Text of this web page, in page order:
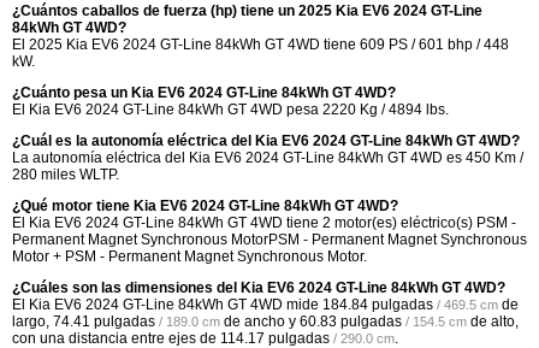
¿Cuántos caballos de fuerza (hp) tiene un 2025 Kia EV6 2024 GT-Line
84kWh GT 4WD?
El 2025 Kia EV6 2024 GT-Line 84kWh GT 4WD tiene 609 PS / 601 bhp / 448
kW.
¿Cuánto pesa un Kia EV6 2024 GT-Line 84kWh GT 4WD?
El Kia EV6 2024 GT-Line 84kWh GT 4WD pesa 2220 Kg / 4894 lbs.
¿Cuál es la autonomía eléctrica del Kia EV6 2024 GT-Line 84kWh GT 4WD?
La autonomía eléctrica del Kia EV6 2024 GT-Line 84kWh GT 4WD es 450 Km /
280 miles WLTP.
¿Qué motor tiene Kia EV6 2024 GT-Line 84kWh GT 4WD?
El Kia EV6 2024 GT-Line 84kWh GT 4WD tiene 2 motor(es) eléctrico(s) PSM -
Permanent Magnet Synchronous MotorPSM - Permanent Magnet Synchronous
Motor + PSM - Permanent Magnet Synchronous Motor.
¿Cuáles son las dimensiones del Kia EV6 2024 GT-Line 84kWh GT 4WD?
El Kia EV6 2024 GT-Line 84kWh GT 4WD mide 184.84 pulgadas / 469.5 cm de
largo, 74.41 pulgadas / 189.0 cm de ancho y 60.83 pulgadas / 154.5 cm de alto,
con una distancia entre ejes de 114.17 pulgadas / 290.0 cm